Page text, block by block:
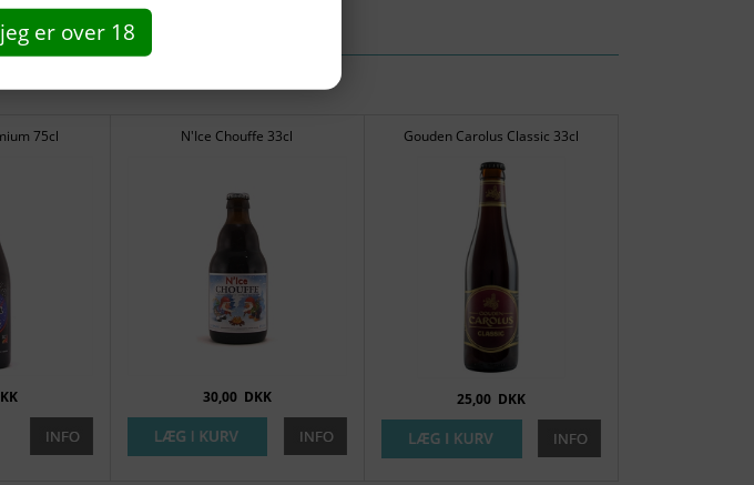
jeg er over 18
75cl N'Ice Chouffe 33cl
30,00DKK
Gouden Carolus Classic 33cl
25,00DKK